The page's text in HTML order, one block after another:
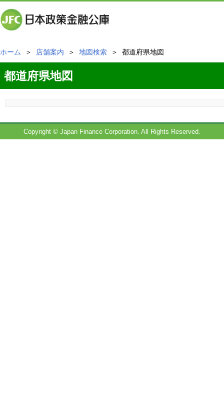
ホーム ＞ 店舗案内 ＞ 地図検索 ＞ 都道府県地図
都道府県地図
Copyright © Japan Finance Corporation. All Rights Reserved.